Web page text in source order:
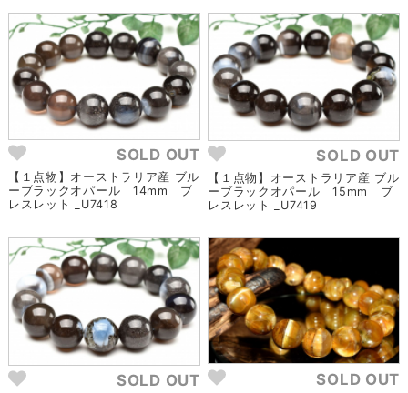
SOLD OUT
【１点物】オーストラリア産 ブル
ーブラックオパール 14mm ブ
レスレット _U7418
SOLD OUT
【１点物】オーストラリア産 ブル
ーブラックオパール 15mm ブ
レスレット _U7419
SOLD OUT SOLD OUT